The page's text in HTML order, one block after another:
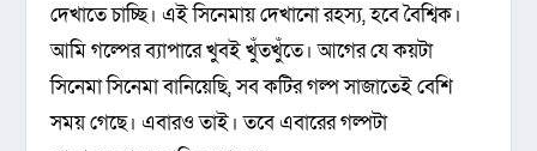
দেখাতে চাচ্ছি। এই সিনেমায় দেখানো রহস্য, হবে বৈশ্বিক।
আমি গল্পের ব্যাপারে খুবই খুঁতখুঁতে। আগের যে কয়টা
সিনেমা সিনেমা বানিয়েছি, সব কটির গল্প সাজাতেই বেশি
সময় গেছে। এবারও তাই। তবে এবারের গল্পটা